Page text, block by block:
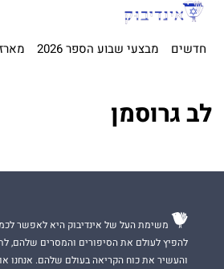
חדשים מבצעי שבוע הספר 2026
לב גרוסמן
משימת העל של אינדיבוק היא לאפשר
להפיץ לעולם את הסיפורים והמסרים שלהם,
והעשיר את כוח הקריאה בעולם שלהם. אנחנו